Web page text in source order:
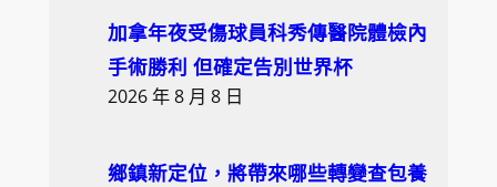
加拿年夜受傷球員科秀傳醫院體檢內
手術勝利 但確定告別世界杯
2026 年 8 月 8 日
鄉鎮新定位，將帶來哪些轉變查包養